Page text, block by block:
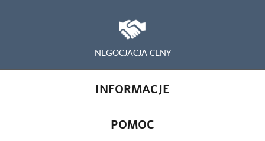
NEGOCJACJA CENY
INFORMACJE
POMOC